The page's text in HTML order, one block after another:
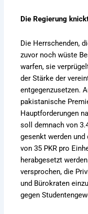
Die Regierung
Die Herrschenden,
zuvor noch wüste
warfen, sie
der Stärke der
entgegenzusetzen.
pakistanische
Hauptforderungen
soll demnach von
gesenkt werden
von 35 PKR pro
herabgesetzt
versprochen, die
und Bürokraten
gegen